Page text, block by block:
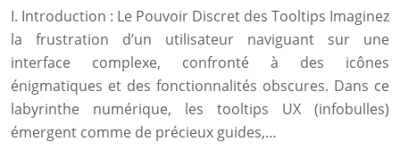
I. Introduction : Le Pouvoir Discret des Tooltips Imaginez
la frustration d’un utilisateur naviguant sur une
interface complexe, confronté à des icônes
énigmatiques et des fonctionnalités obscures. Dans ce
labyrinthe numérique, les tooltips UX (infobulles)
émergent comme de précieux guides,…